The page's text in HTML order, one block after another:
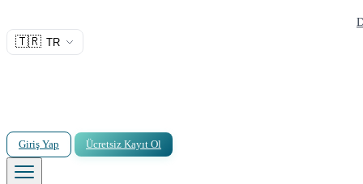
🇹🇷 TR
Giriş Yap Ücretsiz Kayıt Ol